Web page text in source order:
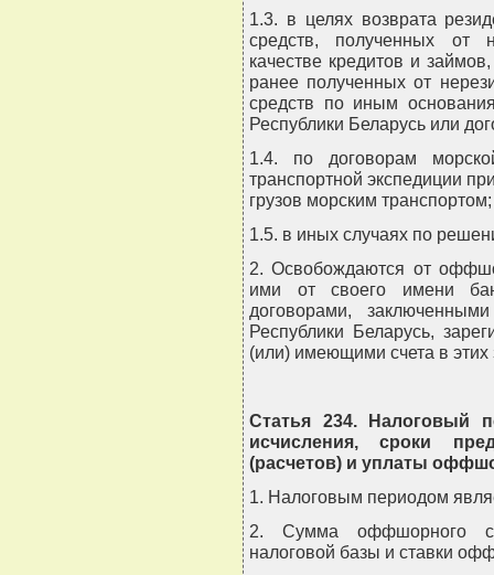
1.3. в целях возврата
средств, полученных от
качестве кредитов и
ранее полученных от
средств по иным
Республики Беларусь или
1.4. по договорам
транспортной экспедиции
грузов морским транспортом;
1.5. в иных случаях по
2. Освобождаются от
ими от своего имени
договорами,
Республики Беларусь,
(или) имеющими счета в этих
Статья 234. Налоговый
исчисления, сроки
(расчетов) и уплаты
1. Налоговым периодом
2. Сумма оффшорного
налоговой базы и ставки